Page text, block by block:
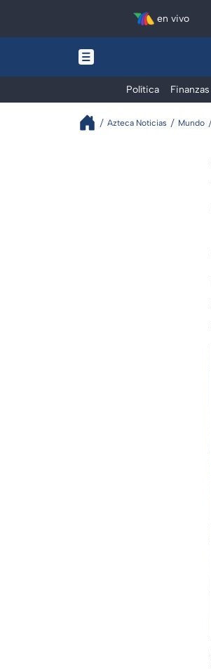
en vivo
Política Finanzas
Azteca Noticias Mundo